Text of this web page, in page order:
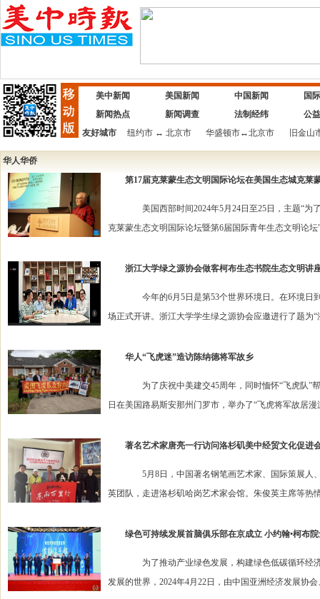
美中新闻 美国新闻 中国新闻
国
新闻热点
新闻调查 法制经纬
公
友好城市
纽约市↔ 北京市 华盛顿市↔北京市 旧金山
华人华侨
第17届克莱蒙生态文明国际论坛在美国生态城克莱
美国西部时间2024年5月24日至25日，主题“为了
克莱蒙生态文明国际论坛暨第6届国际青年生态文明论
浙江大学绿之源协会做客柯布生态书院生态文明讲
今年的6月5日是第53个世界环境日。在环境日到
场正式开讲。浙江大学学生绿之源协会应邀进行了题
华人“飞虎迷”造访陈纳德将军故乡
为了庆祝中美建交45周年，同时愐怀“飞虎队”帮
日在美国路易斯安那州门罗市，举办了“飞虎将军故居
著名艺术家唐亮一行访问洛杉矶美中经贸文化促进
5月8日，中国著名钢笔画艺术家、国际策展人、
英团队，走进洛杉矶哈岗艺术家会馆。朱俊英主席等热
绿色可持续发展首脑俱乐部在京成立 小约翰•柯布
为了推动产业绿色发展，构建绿色低碳循环经济
发展的世界，2024年4月22日，由中国亚洲经济发展协